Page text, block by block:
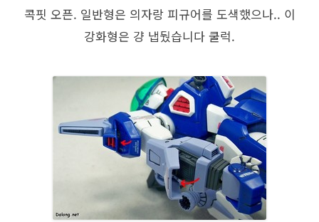
콕핏 오픈. 일반형은 의자랑 피규어를 도색했으나.. 이
강화형은 걍 냅뒀습니다 쿨럭.